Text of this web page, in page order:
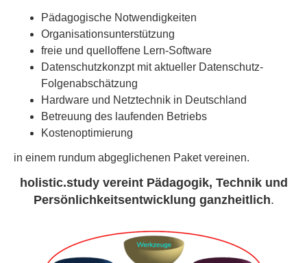
Pädagogische Notwendigkeiten
Organisationsunterstützung
freie und quelloffene Lern-Software
Datenschutzkonzpt mit aktueller Datenschutz-
Folgenabschätzung
Hardware und Netztechnik in Deutschland
Betreuung des laufenden Betriebs
Kostenoptimierung
in einem rundum abgeglichenen Paket vereinen.
holistic.study vereint Pädagogik, Technik und
Persönlichkeitsentwicklung ganzheitlich.